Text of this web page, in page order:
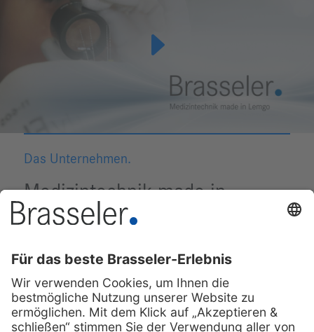
Das Unternehmen.
Medizintechnik made in
Lemgo.